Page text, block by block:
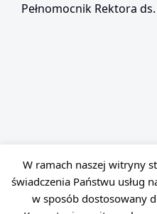
W ramach naszej witryny
świadczenia Państwu usług
w sposób dostosowany
Pełnomocnik Rektora